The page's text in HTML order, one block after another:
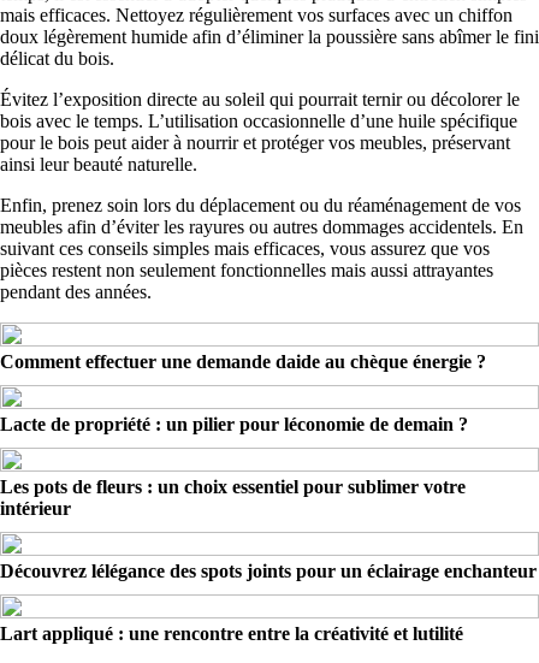
mais efficaces. Nettoyez régulièrement vos surfaces avec un chiffon
doux légèrement humide afin d’éliminer la poussière sans abîmer le fini
délicat du bois.
Évitez l’exposition directe au soleil qui pourrait ternir ou décolorer le
bois avec le temps. L’utilisation occasionnelle d’une huile spécifique
pour le bois peut aider à nourrir et protéger vos meubles, préservant
ainsi leur beauté naturelle.
Enfin, prenez soin lors du déplacement ou du réaménagement de vos
meubles afin d’éviter les rayures ou autres dommages accidentels. En
suivant ces conseils simples mais efficaces, vous assurez que vos
pièces restent non seulement fonctionnelles mais aussi attrayantes
pendant des années.
Comment effectuer une demande daide au chèque énergie ?
Lacte de propriété : un pilier pour léconomie de demain ?
Les pots de fleurs : un choix essentiel pour sublimer votre
intérieur
Découvrez lélégance des spots joints pour un éclairage enchanteur
Lart appliqué : une rencontre entre la créativité et lutilité